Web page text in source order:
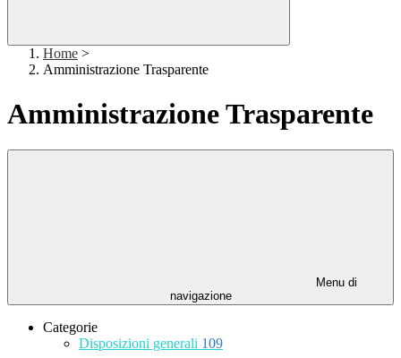
Home >
Amministrazione Trasparente
Amministrazione Trasparente
Menu di
navigazione
Categorie
Disposizioni generali 109